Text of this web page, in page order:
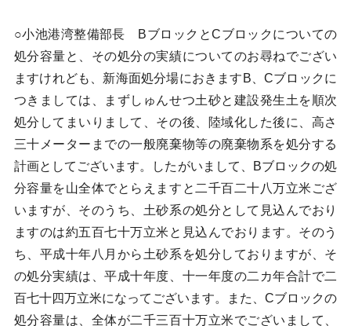
○小池港湾整備部長 BブロックとCブロックについての
処分容量と、その処分の実績についてのお尋ねでござい
ますけれども、新海面処分場におきますB、Cブロックに
つきましては、まずしゅんせつ土砂と建設発生土を順次
処分してまいりまして、その後、陸域化した後に、高さ
三十メーターまでの一般廃棄物等の廃棄物系を処分する
計画としてございます。したがいまして、Bブロックの処
分容量を山全体でとらえますと二千百二十八万立米ござ
いますが、そのうち、土砂系の処分として見込んでおり
ますのは約五百七十万立米と見込んでおります。そのう
ち、平成十年八月から土砂系を処分しておりますが、そ
の処分実績は、平成十年度、十一年度の二カ年合計で二
百七十四万立米になってございます。また、Cブロックの
処分容量は、全体が二千三百十万立米でございまして、